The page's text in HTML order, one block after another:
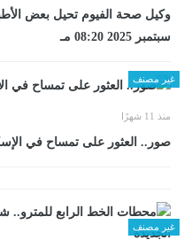
سبتمبر 2025 08:20 مـ
غير مصنف
منذ 11 شهرًا
صور.. العثور على تمساح في
غير مصنف